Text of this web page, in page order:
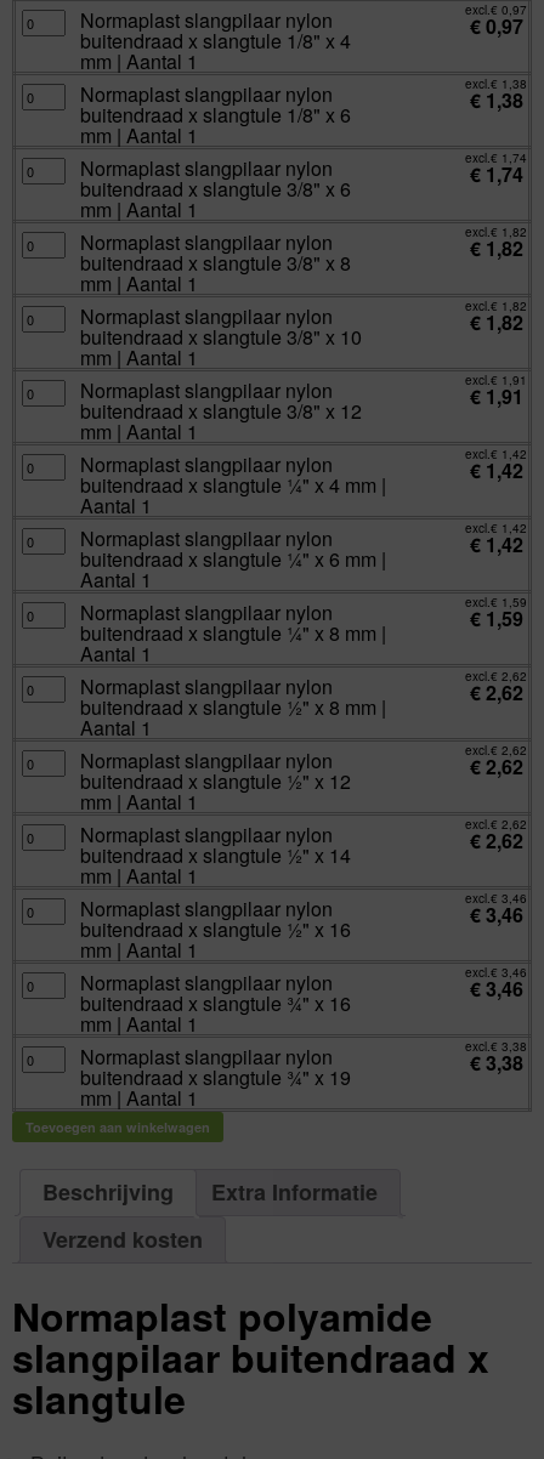
Normaplast
slangpilaar
nylon
buitendraad
slangtule
1/8"
x
Aantal
1
aantal
Normaplast slangpilaar nylon
buitendraad x slangtule 1/8" x 4
mm | Aantal 1
excl.€ 0,97
€0,97
Normaplast
slangpilaar
nylon
buitendraad
slangtule
1/8"
x
Aantal
1
aantal
Normaplast slangpilaar nylon
buitendraad x slangtule 1/8" x 6
mm | Aantal 1
excl.€ 1,38
€ 1,38
Normaplast
slangpilaar
nylon
buitendraad
slangtule
3/8"
x
Aantal
1
aantal
Normaplast slangpilaar nylon
buitendraad x slangtule 3/8" x 6
mm | Aantal 1
excl.€ 1,74
€ 1,74
Normaplast
slangpilaar
nylon
buitendraad
slangtule
3/8"
x
Aantal
1
aantal
Normaplast slangpilaar nylon
buitendraad x slangtule 3/8" x 8
mm | Aantal 1
excl.€ 1,82
€ 1,82
Normaplast
slangpilaar
nylon
buitendraad
slangtule
3/8"
x
Aantal
1
aantal
Normaplast slangpilaar nylon
buitendraad x slangtule 3/8" x 10
mm | Aantal 1
excl.€ 1,82
€ 1,82
Normaplast
slangpilaar
nylon
buitendraad
slangtule
3/8"
x
Aantal
1
aantal
Normaplast slangpilaar nylon
buitendraad x slangtule 3/8" x 12
mm | Aantal 1
excl.€ 1,91
€ 1,91
Normaplast
slangpilaar
nylon
buitendraad
slangtule
¼"
x
Aantal
1
aantal
Normaplast slangpilaar nylon
buitendraad x slangtule ¼" x 4 mm |
Aantal 1
excl.€ 1,42
€ 1,42
Normaplast
slangpilaar
nylon
buitendraad
slangtule
¼"
x
Aantal
1
aantal
Normaplast slangpilaar nylon
buitendraad x slangtule ¼" x 6 mm |
Aantal 1
excl.€ 1,42
€ 1,42
Normaplast
slangpilaar
nylon
buitendraad
slangtule
¼"
x
Aantal
1
aantal
Normaplast slangpilaar nylon
buitendraad x slangtule ¼" x 8 mm |
Aantal 1
excl.€ 1,59
€ 1,59
Normaplast
slangpilaar
nylon
buitendraad
slangtule
½"
x
Aantal
1
aantal
Normaplast slangpilaar nylon
buitendraad x slangtule ½" x 8 mm |
Aantal 1
excl.€ 2,62
€2,62
Normaplast
slangpilaar
nylon
buitendraad
slangtule
½"
x
Aantal
1
aantal
Normaplast slangpilaar nylon
buitendraad x slangtule ½" x 12
mm | Aantal 1
excl.€ 2,62
€2,62
Normaplast
slangpilaar
nylon
buitendraad
slangtule
½"
x
Aantal
1
aantal
Normaplast slangpilaar nylon
buitendraad x slangtule ½" x 14
mm | Aantal 1
excl.€ 2,62
€2,62
Normaplast
slangpilaar
nylon
buitendraad
slangtule
½"
x
Aantal
1
aantal
Normaplast slangpilaar nylon
buitendraad x slangtule ½" x 16
mm | Aantal 1
excl.€ 3,46
€3,46
Normaplast
slangpilaar
nylon
buitendraad
slangtule
¾"
x
|
Aantal
Normaplast slangpilaar nylon
buitendraad x slangtule ¾" x 16
mm | Aantal 1
excl.€ 3,46
€3,46
Normaplast
slangpilaar
nylon
buitendraad
slangtule
¾"
x
Aantal
Normaplast slangpilaar nylon
buitendraad x slangtule ¾" x 19
mm | Aantal 1
excl.€ 3,38
€3,38
Toevoegen aan winkelwagen
Beschrijving
Extra Informatie
Verzend kosten
Normaplast polyamide
slangpilaar buitendraad x
slangtule